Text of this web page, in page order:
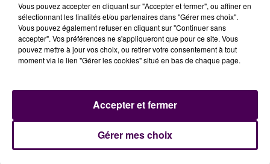
— �xÈ ADA Blois Basket 41 (@ADABloisBasket)
November 20, 2020
Vous pouvez accepter en cliquant sur "Accepter et fermer", ou affiner en
sélectionnant les finalités et/ou partenaires dans "Gérer mes choix".
Vous pouvez également refuser en cliquant sur "Continuer sans
accepter". Vos préférences ne s'appliqueront que pour ce site. Vous
pouvez mettre à jour vos choix, ou retirer votre consentement à tout
moment via le lien "Gérer les cookies" situé en bas de chaque page.
Gérer mes choix
Accepter et fermer